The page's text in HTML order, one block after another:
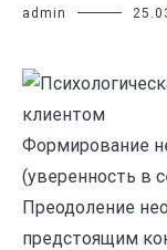
admin
Формирование
(уверенность в
Преодоление
предстоящим